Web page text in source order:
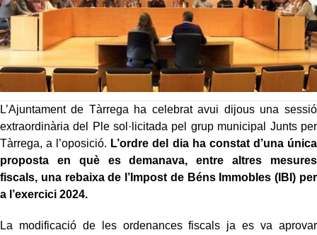
L’Ajuntament de Tàrrega ha celebrat avui dijous una sessió
extraordinària del Ple sol·licitada pel grup municipal Junts per
Tàrrega, a l’oposició. L’ordre del dia ha constat d’una única
proposta en què es demanava, entre altres mesures
fiscals, una rebaixa de l’Impost de Béns Immobles (IBI) per
a l’exercici 2024.
La modificació de les ordenances fiscals ja es va aprovar